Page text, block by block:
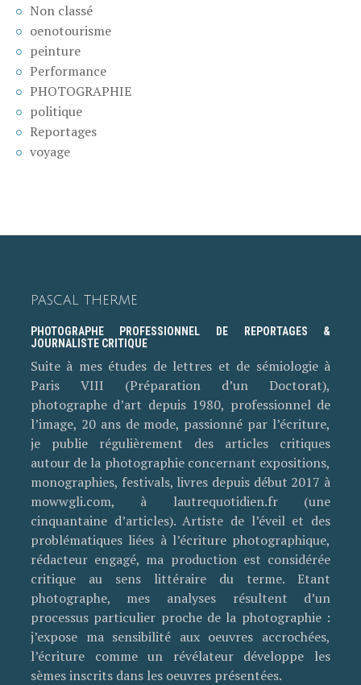
Non classé
oenotourisme
peinture
Performance
PHOTOGRAPHIE
politique
Reportages
voyage
PASCAL THERME
PHOTOGRAPHE PROFESSIONNEL DE REPORTAGES &
JOURNALISTE CRITIQUE
Suite à mes études de lettres et de sémiologie à
Paris VIII (Préparation d’un Doctorat),
photographe d’art depuis 1980, professionnel de
l’image, 20 ans de mode, passionné par l’écriture,
je publie régulièrement des articles critiques
autour de la photographie concernant expositions,
monographies, festivals, livres depuis début 2017 à
mowwgli.com, à lautrequotidien.fr (une
cinquantaine d’articles). Artiste de l’éveil et des
problématiques liées à l’écriture photographique,
rédacteur engagé, ma production est considérée
critique au sens littéraire du terme. Etant
photographe, mes analyses résultent d’un
processus particulier proche de la photographie :
j’expose ma sensibilité aux oeuvres accrochées,
l’écriture comme un révélateur développe les
sèmes inscrits dans les oeuvres présentées.